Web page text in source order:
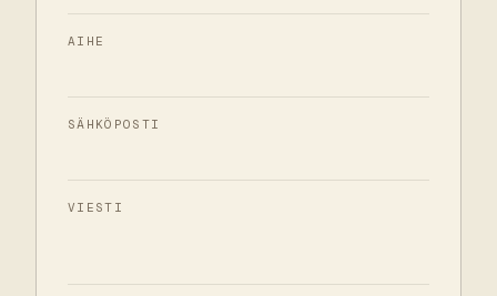
AIHE
SÄHKÖPOSTI
VIESTI